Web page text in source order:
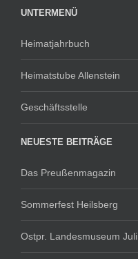
UNTERMENÜ
Heimatjahrbuch
Heimatstube Allenstein
Geschäftsstelle
NEUESTE BEITRÄGE
Das Preußenmagazin
Sommerfest Heilsberg
Ostpr. Landesmuseum